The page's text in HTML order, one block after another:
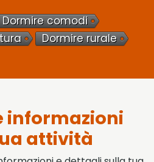
Dormire comodi
Dormire rurale
informazioni
attività